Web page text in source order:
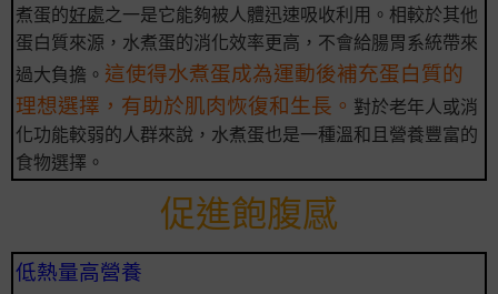
煮蛋的好處之一是它能夠被人體迅速吸收利用。相較於其他
蛋白質來源，水煮蛋的消化效率更高，不會給腸胃系統帶來
過大負擔。 這使得水煮蛋成為運動後補充蛋白質的
理想選擇，有助於肌肉恢復和生長。 對於老年人或消
化功能較弱的人群來說，水煮蛋也是一種溫和且營養豐富的
食物選擇。
促進飽腹感
低熱量高營養